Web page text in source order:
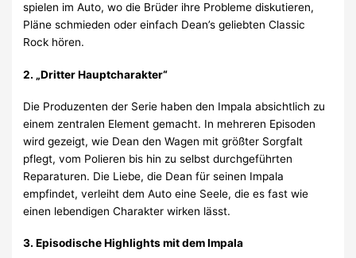
spielen im Auto, wo die Brüder ihre Probleme diskutieren,
Pläne schmieden oder einfach Dean’s geliebten Classic
Rock hören.
2. „Dritter Hauptcharakter“
Die Produzenten der Serie haben den Impala absichtlich zu
einem zentralen Element gemacht. In mehreren Episoden
wird gezeigt, wie Dean den Wagen mit größter Sorgfalt
pflegt, vom Polieren bis hin zu selbst durchgeführten
Reparaturen. Die Liebe, die Dean für seinen Impala
empfindet, verleiht dem Auto eine Seele, die es fast wie
einen lebendigen Charakter wirken lässt.
3. Episodische Highlights mit dem Impala